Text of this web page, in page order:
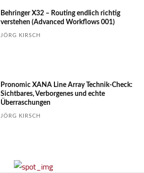
Behringer X32 – Routing endlich richtig
verstehen (Advanced Workflows 001)
JÖRG KIRSCH
Pronomic XANA Line Array Technik-Check:
Sichtbares, Verborgenes und echte
Überraschungen
JÖRG KIRSCH